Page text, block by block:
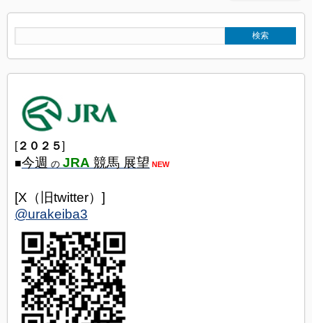
２０２５
■今週 の JRA 競馬 展望 NEW
[X（旧twitter）]
@urakeiba3